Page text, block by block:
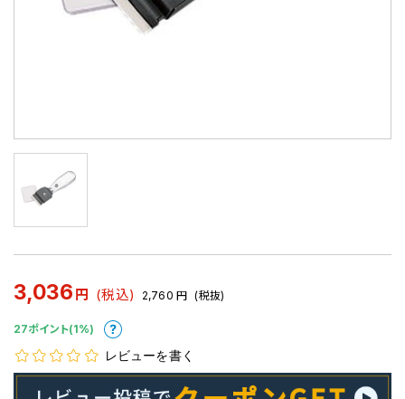
3,036 円 (税込) 2,760 円 (税抜)
27ポイント(1%)
レビューを書く